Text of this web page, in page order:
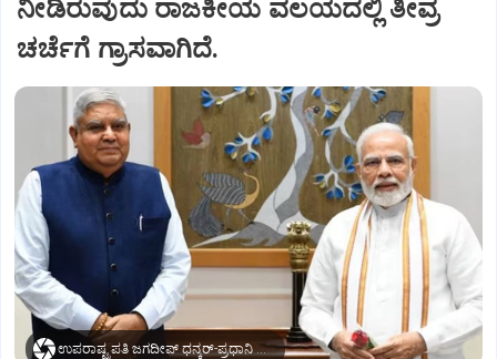
ನೀಡಿರುವುದು ರಾಜಕೀಯ ವಲಯದಲ್ಲಿ ತೀವ್ರ
ಚರ್ಚೆಗೆ ಗ್ರಾಸವಾಗಿದೆ.
ಉಪರಾಷ್ಟ್ರಪತಿ ಜಗದೀಪ್‌ ಧನ್ಕರ್-ಪ್ರಧಾನಿ ಮೋದಿ